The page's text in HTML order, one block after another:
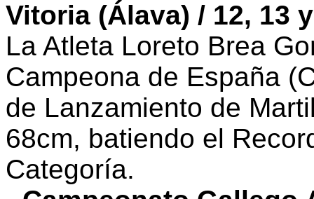
Vitoria (Álava) / 12, 13
La Atleta Loreto Brea
Campeona de España
de Lanzamiento de
68cm, batiendo el
Categoría.